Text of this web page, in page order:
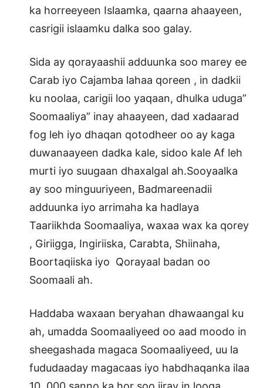
ka horreeyeen Islaamka, qaarna ahaayeen,
casrigii islaamku dalka soo galay.
Sida ay qorayaashii adduunka soo marey ee
Carab iyo Cajamba lahaa qoreen , in dadkii
ku noolaa, carigii loo yaqaan, dhulka uduga”
Soomaaliya” inay ahaayeen, dad xadaarad
fog leh iyo dhaqan qotodheer oo ay kaga
duwanaayeen dadka kale, sidoo kale Af leh
murti iyo suugaan dhaxalgal ah.Sooyaalka
ay soo minguuriyeen, Badmareenadii
adduunka iyo arrimaha ka hadlaya
Taariikhda Soomaaliya, waxaa wax ka qorey
, Giriigga, Ingiriiska, Carabta, Shiinaha,
Boortaqiiska iyo Qorayaal badan oo
Soomaali ah.
Haddaba waxaan beryahan dhawaangal ku
ah, umadda Soomaaliyeed oo aad moodo in
sheegashada magaca Soomaaliyeed, uu la
fududaaday magacaas iyo habdhaqanka ilaa